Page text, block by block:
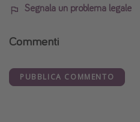
Segnala un problema legale
Commenti
PUBBLICA COMMENTO